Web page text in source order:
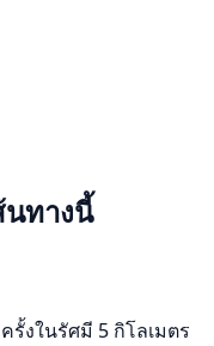
นทางนี้
รั้งในรัศมี 5 กิโลเมตร